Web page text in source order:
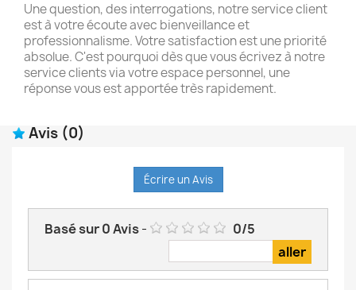
Une question, des interrogations, notre service client
est à votre écoute avec bienveillance et
professionnalisme. Votre satisfaction est une priorité
absolue. C'est pourquoi dès que vous écrivez à notre
service clients via votre espace personnel, une
réponse vous est apportée très rapidement.
Avis (0)
Écrire un Avis
Basé sur0Avis- 0/5